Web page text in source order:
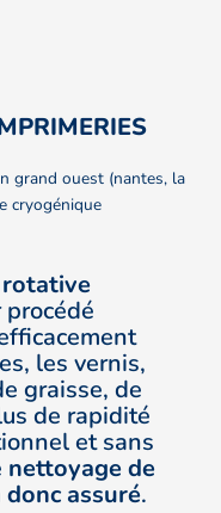
procédé
les vernis,
graisse, de
de rapidité
et sans
nettoyage de
assuré.